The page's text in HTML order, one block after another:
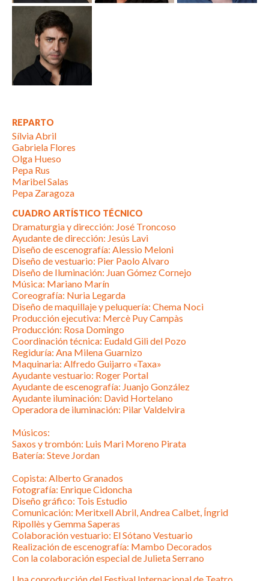
REPARTO
Sílvia Abril
Gabriela Flores
Olga Hueso
Pepa Rus
Maribel Salas
Pepa Zaragoza
CUADRO ARTÍSTICO TÉCNICO
Dramaturgia y dirección: José Troncoso
Ayudante de dirección: Jesús Lavi
Diseño de escenografía: Alessio Meloni
Diseño de vestuario: Pier Paolo Alvaro
Diseño de Iluminación: Juan Gómez Cornejo
Música: Mariano Marín
Coreografía: Nuria Legarda
Diseño de maquillaje y peluquería: Chema Noci
Producción ejecutiva: Mercè Puy Campàs
Producción: Rosa Domingo
Coordinación técnica: Eudald Gili del Pozo
Regiduría: Ana Milena Guarnizo
Maquinaria: Alfredo Guijarro «Taxa»
Ayudante vestuario: Roger Portal
Ayudante de escenografía: Juanjo González
Ayudante iluminación: David Hortelano
Operadora de iluminación: Pilar Valdelvira
Músicos:
Saxos y trombón: Luis Mari Moreno Pirata
Batería: Steve Jordan
Copista: Alberto Granados
Fotografía: Enrique Cidoncha
Diseño gráfico: Tois Estudio
Comunicación: Meritxell Abril, Andrea Calbet, Íngrid
Ripollès y Gemma Saperas
Colaboración vestuario: El Sótano Vestuario
Realización de escenografía: Mambo Decorados
Con la colaboración especial de Julieta Serrano